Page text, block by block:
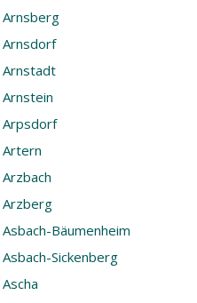
Arnsberg
Arnsdorf
Arnstadt
Arnstein
Arpsdorf
Artern
Arzbach
Arzberg
Asbach-Bäumenheim
Asbach-Sickenberg
Ascha